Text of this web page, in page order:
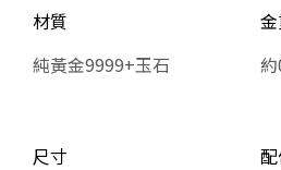
材質
純黃金9999+玉石
尺寸